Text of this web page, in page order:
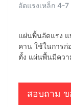
อัดแรงเหล็ก 4-
แผ่นพื้นอัดแรง แ
คาน ใช้ในการก่
ตั้ง แผ่นพื้นมีควา
สอบถาม ข